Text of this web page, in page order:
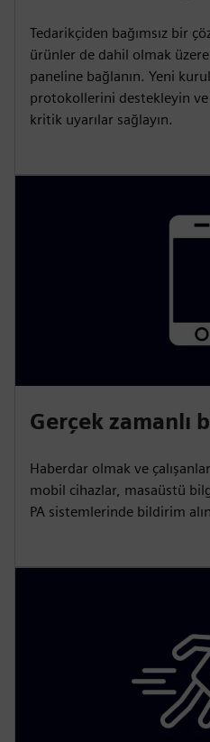
Tedarikçiden bağımsız bir
ürünler de dahil olmak
paneline bağlanın. Yeni
protokollerini destekleyin
kritik uyarılar sağlayın.
Gerçek zamanlı
Haberdar olmak ve
mobil cihazlar, masaüstü
PA sistemlerinde bildirim